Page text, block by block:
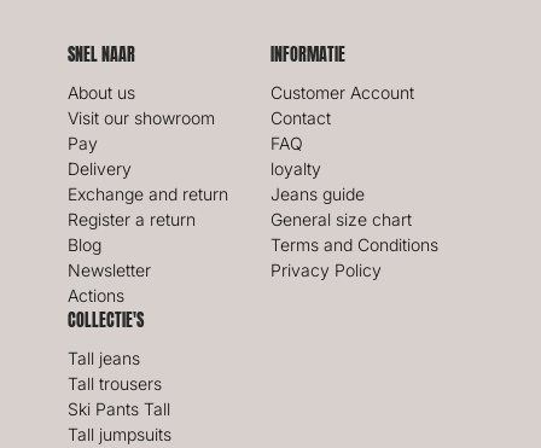
SNEL NAAR
About us
Visit our showroom
Pay
Delivery
Exchange and return
Register a return
Blog
Newsletter
Actions
INFORMATIE
Customer Account
Contact
FAQ
loyalty
Jeans guide
General size chart
Terms and Conditions
Privacy Policy
COLLECTIE'S
Tall jeans
Tall trousers
Ski Pants Tall
Tall jumpsuits